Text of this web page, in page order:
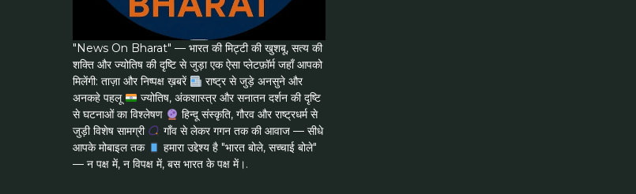
"News On Bharat" — भारत की मिट्टी की खुशबू, सत्य की
शक्ति और ज्योतिष की दृष्टि से जुड़ा एक ऐसा प्लेटफ़ॉर्म जहाँ आपको
मिलेंगी: ताज़ा और निष्पक्ष ख़बरें
राष्ट्र से जुड़े अनसुने और
अनकहे पहलू
ज्योतिष, अंकशास्त्र और सनातन दर्शन की दृष्टि
से घटनाओं का विश्लेषण
हिन्दू संस्कृति, गौरव और राष्ट्रधर्म से
जुड़ी विशेष सामग्री
गाँव से लेकर गगन तक की आवाज — सीधे
आपके मोबाइल तक
हमारा उद्देश्य है "भारत बोले, सच्चाई बोले"
— न पक्ष में, न विपक्ष में, बस भारत के पक्ष में।.